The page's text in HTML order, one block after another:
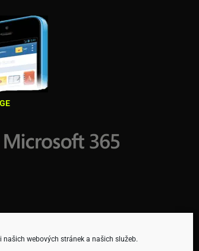
webových stránek a našich služeb.